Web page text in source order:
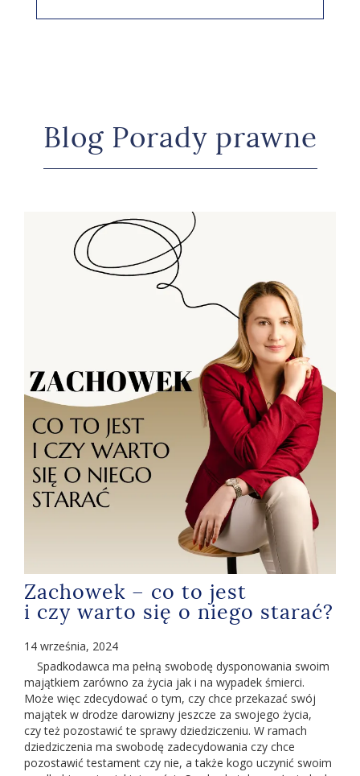
Blog Porady prawne
Zachowek – co to jest
i czy warto się o niego starać?
14 września, 2024
Spadkodawca ma pełną swobodę dysponowania swoim
majątkiem zarówno za życia jak i na wypadek śmierci.
Może więc zdecydować o tym, czy chce przekazać swój
majątek w drodze darowizny jeszcze za swojego życia,
czy też pozostawić te sprawy dziedziczeniu. W ramach
dziedziczenia ma swobodę zadecydowania czy chce
pozostawić testament czy nie, a także kogo uczynić swoim